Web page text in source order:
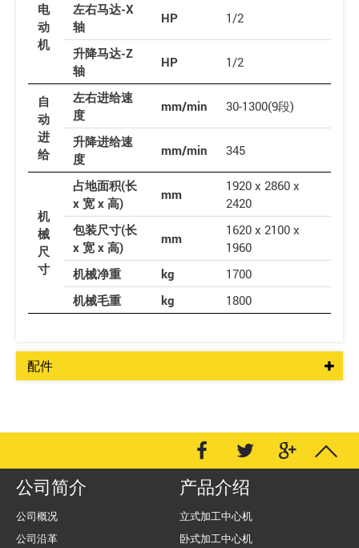
电
动
机
左右马达-X
轴
HP 1/2
升降马达-Z
轴
HP 1/2
自
动
进
给
左右进给速
度
mm/min 30-1300(9段)
升降进给速
度
mm/min 345
机
械
尺
寸
占地面积(长
x 宽 x 高)
mm
1920 x 2860 x
2420
包装尺寸(长
x 宽 x 高)
mm
1620 x 2100 x
1960
机械净重
kg
1700
机械毛重
kg 1800
配件
公司简介
公司概况
公司沿革
产品介绍
立式加工中心机
卧式加工中心机